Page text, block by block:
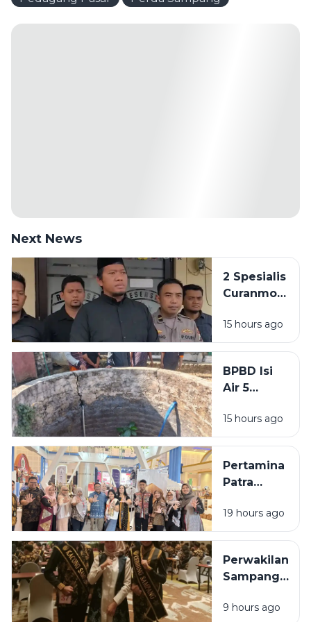
Next News
2 Spesialis
Curanmor
Bangkalan
Diringkus
Beraksi di
11 TKP
15 hours ago
BPBD Isi
Air 5
Warga
Sumenep
Kering
15 hours ago
Pertamina
Patra
Bawa 5
UMKM
Tampil di
Surabaya
2026
19 hours ago
Perwakilan
Sampang
Masuk 10
9 hours ago